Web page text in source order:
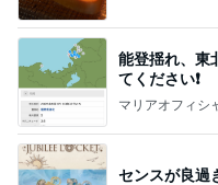
能登揺れ、東
てください❗️
マリアオフィシ
センスが良過